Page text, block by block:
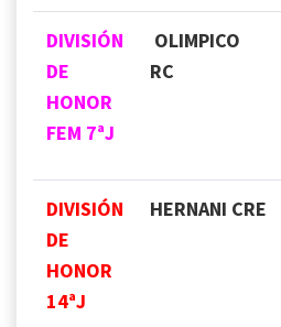
DIVISIÓN
DE
HONOR
FEM 7ªJ
OLIMPICO
RC
DIVISIÓN
DE
HONOR
14ªJ
HERNANI CRE